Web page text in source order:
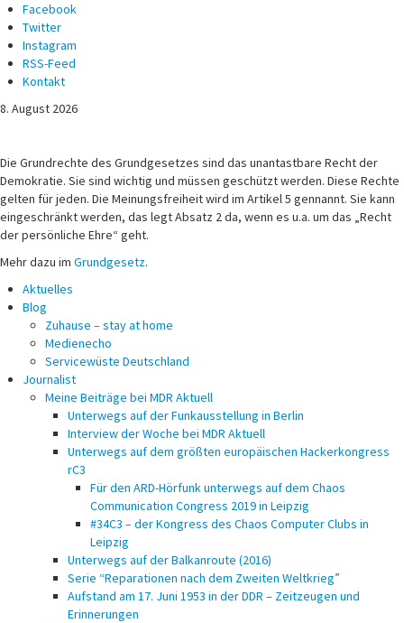
Facebook
Twitter
Instagram
RSS-Feed
Kontakt
8. August 2026
Michael Voß
Journalist und Christ
Die Grundrechte des Grundgesetzes sind das unantastbare Recht der
Demokratie. Sie sind wichtig und müssen geschützt werden. Diese Rechte
gelten für jeden. Die Meinungsfreiheit wird im Artikel 5 gennannt. Sie kann
eingeschränkt werden, das legt Absatz 2 da, wenn es u.a. um das „Recht
der persönliche Ehre“ geht.
Mehr dazu im Grundgesetz.
Aktuelles
Blog
Zuhause – stay at home
Medienecho
Servicewüste Deutschland
Journalist
Meine Beiträge bei MDR Aktuell
Unterwegs auf der Funkausstellung in Berlin
Interview der Woche bei MDR Aktuell
Unterwegs auf dem größten europäischen Hackerkongress
rC3
Für den ARD-Hörfunk unterwegs auf dem Chaos
Communication Congress 2019 in Leipzig
#34C3 – der Kongress des Chaos Computer Clubs in
Leipzig
Unterwegs auf der Balkanroute (2016)
Serie “Reparationen nach dem Zweiten Weltkrieg”
Aufstand am 17. Juni 1953 in der DDR – Zeitzeugen und
Erinnerungen